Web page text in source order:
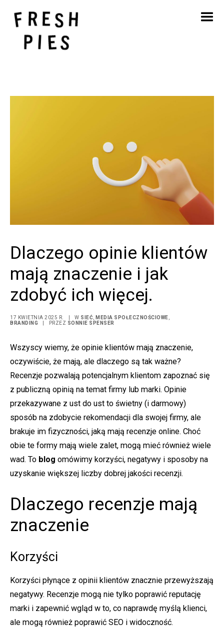
Strona główna
Dlaczego opinie klientów
mają znaczenie i jak
zdobyć ich więcej.
17 KWIETNIA 2025 R. W SIEĆ, MEDIA SPOŁECZNOŚCIOWE,
BRANDING
PRZEZ SONNIE SPENSER
Wszyscy wiemy, że opinie klientów mają znaczenie,
oczywiście, że mają, ale dlaczego są tak ważne?
Recenzje pozwalają potencjalnym klientom zapoznać się
z publiczną opinią na temat firmy lub marki. Opinie
przekazywane z ust do ust to świetny (i darmowy)
sposób na zdobycie rekomendacji dla swojej firmy, ale
brakuje im fizyczności, jaką mają recenzje online. Choć
obie te formy mają wiele zalet, mogą mieć również wiele
wad. To blog omówimy korzyści, negatywy i sposoby na
uzyskanie większej liczby dobrej jakości recenzji.
Dlaczego recenzje mają
znaczenie
Korzyści
Korzyści płynące z opinii klientów znacznie przewyższają
negatywy. Recenzje mogą nie tylko poprawić reputację
marki i zapewnić wgląd w to, co naprawdę myślą klienci,
ale mogą również poprawić SEO i widoczność.